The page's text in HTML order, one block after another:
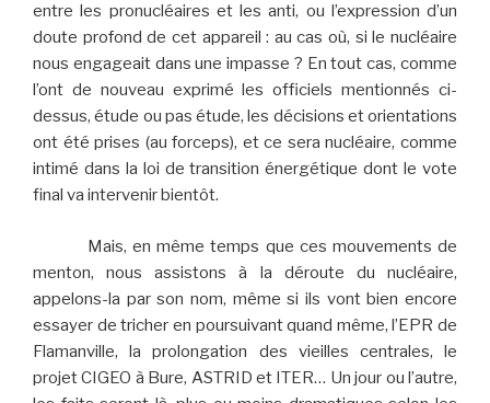
entre les pronucléaires et les anti, ou l’expression d’un
doute profond de cet appareil : au cas où, si le nucléaire
nous engageait dans une impasse ? En tout cas, comme
l’ont de nouveau exprimé les officiels mentionnés ci-
dessus, étude ou pas étude, les décisions et orientations
ont été prises (au forceps), et ce sera nucléaire, comme
intimé dans la loi de transition énergétique dont le vote
final va intervenir bientôt.
Mais, en même temps que ces mouvements de
menton, nous assistons à la déroute du nucléaire,
appelons-la par son nom, même si ils vont bien encore
essayer de tricher en poursuivant quand même, l’EPR de
Flamanville, la prolongation des vieilles centrales, le
projet CIGEO à Bure, ASTRID et ITER… Un jour ou l’autre,